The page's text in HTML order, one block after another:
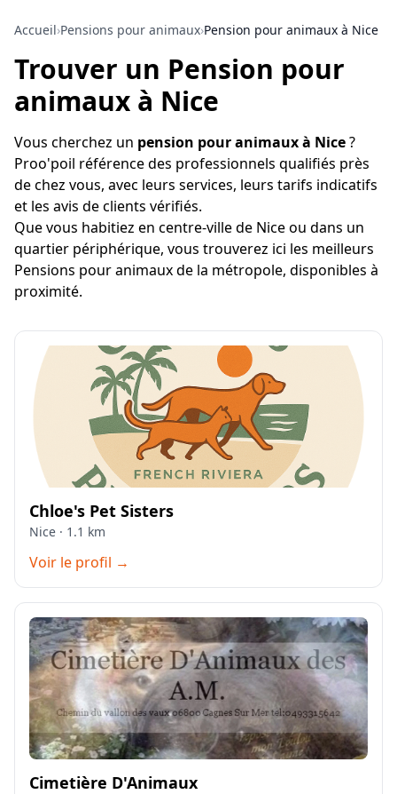
Accueil›Pensions pour animaux›Pension pour animaux à Nice
Trouver un Pension pour
animaux à Nice
Vous cherchez un pension pour animaux à Nice?
Proo'poil référence des professionnels qualifiés près
de chez vous, avec leurs services, leurs tarifs indicatifs
et les avis de clients vérifiés.
Que vous habitiez en centre-ville de Nice ou dans un
quartier périphérique, vous trouverez ici les meilleurs
Pensions pour animaux de la métropole, disponibles à
proximité.
Chloe's Pet Sisters
Nice · 1.1 km
Voir le profil →
Cimetière D'Animaux